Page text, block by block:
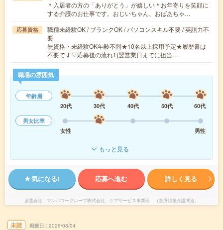
＊入居者の方の「ありがとう」が嬉しい＊お年寄りを笑顔に
する介護のお仕事です。おじいちゃん、おばあちゃ…
応募資格
職種未経験OK / ブランクOK / パソコンスキル不要 / 英語力不
要
無資格・未経験OK年齢不問★10名以上採用予定★履歴書は
不要です▽応募後の流れ1)翌営業日までに担当…
職場の雰囲気
年齢層
20代
30代 40代 50代
60代
男女比率
女性
男性
もっと見る
気になる! 応募へ進む 詳しく見る
派遣会社 マンパワーグループ株式会社 ケアサービス事業部 （医療福祉介護関連）
未読 掲載日 2026/08/04